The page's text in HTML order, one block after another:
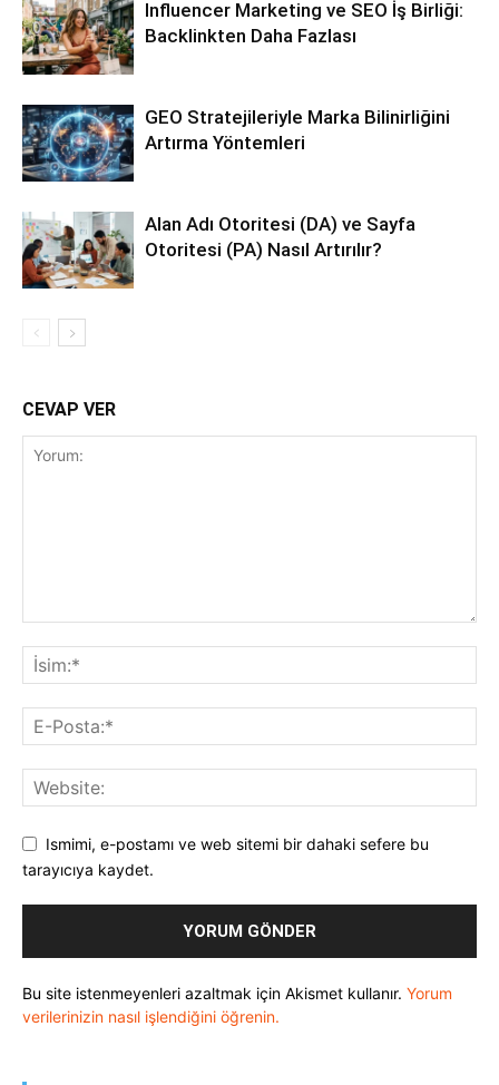
Influencer Marketing ve SEO İş Birliği:
Backlinkten Daha Fazlası
GEO Stratejileriyle Marka Bilinirliğini
Artırma Yöntemleri
Alan Adı Otoritesi (DA) ve Sayfa
Otoritesi (PA) Nasıl Artırılır?
CEVAP VER
Ismimi, e-postamı ve web sitemi bir dahaki sefere bu
tarayıcıya kaydet.
Bu site istenmeyenleri azaltmak için Akismet kullanır. Yorum
verilerinizin nasıl işlendiğini öğrenin.